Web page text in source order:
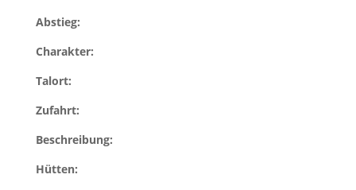
Abstieg:
Charakter:
Talort:
Zufahrt:
Beschreibung:
Hütten: